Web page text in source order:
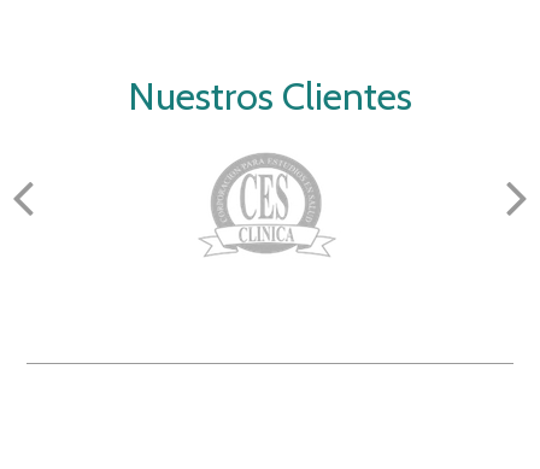
Nuestros Clientes